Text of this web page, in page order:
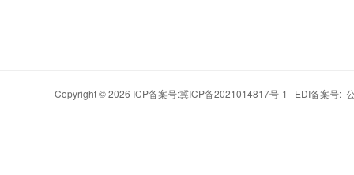
Copyright © 2026 ICP备案号:冀ICP备2021014817号-1 EDI备案号: